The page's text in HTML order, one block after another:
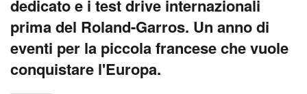
dedicato e i test drive internazionali
prima del Roland-Garros. Un anno di
eventi per la piccola francese che vuole
conquistare l'Europa.